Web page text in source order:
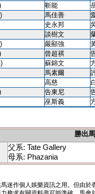
靳能
馬佳善
史永邦
談樹文
嚴顯強
曾超祺
蘇錦文
馬素爾
高慈
告東尼
巫斯義
勝出
父系: Tate Gallery
母系: Phazania
迷作個人娛樂資訊之用。但由